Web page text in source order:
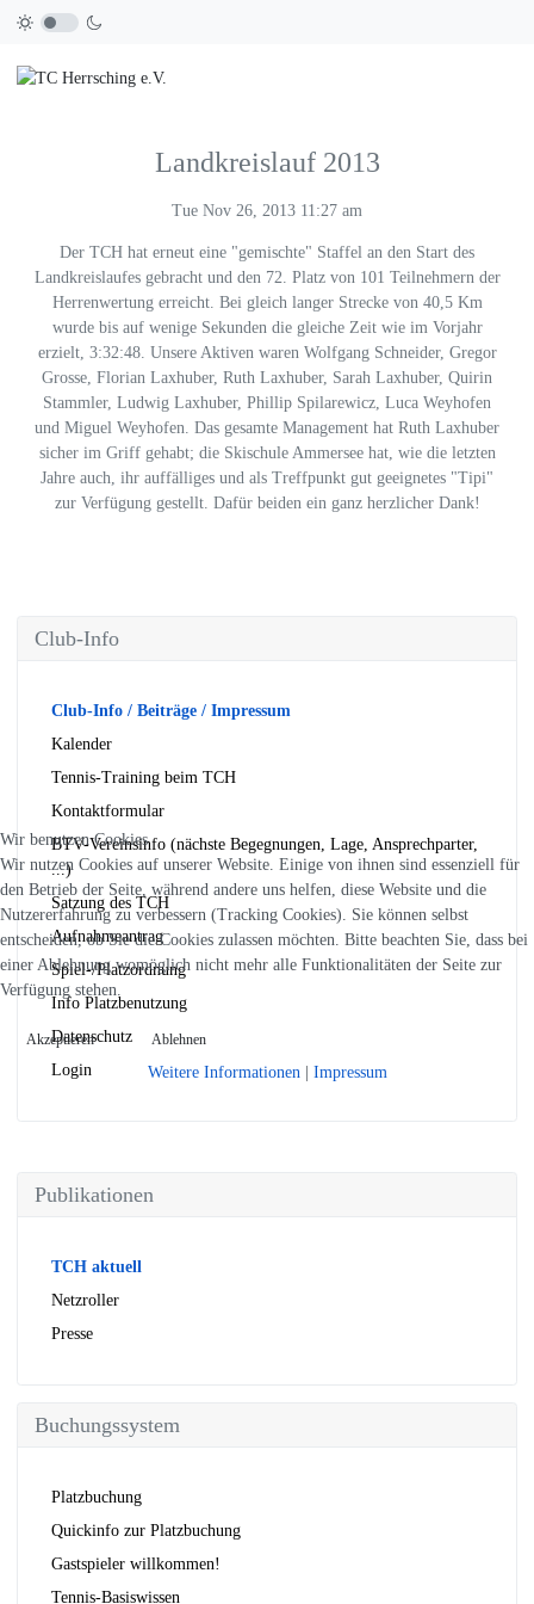
Landkreislauf 2013
Tue Nov 26, 2013 11:27 am
Der TCH hat erneut eine "gemischte" Staffel an den Start des
Landkreislaufes gebracht und den 72. Platz von 101 Teilnehmern der
Herrenwertung erreicht. Bei gleich langer Strecke von 40,5 Km
wurde bis auf wenige Sekunden die gleiche Zeit wie im Vorjahr
erzielt, 3:32:48. Unsere Aktiven waren Wolfgang Schneider, Gregor
Grosse, Florian Laxhuber, Ruth Laxhuber, Sarah Laxhuber, Quirin
Stammler, Ludwig Laxhuber, Phillip Spilarewicz, Luca Weyhofen
und Miguel Weyhofen. Das gesamte Management hat Ruth Laxhuber
sicher im Griff gehabt; die Skischule Ammersee hat, wie die letzten
Jahre auch, ihr auffälliges und als Treffpunkt gut geeignetes "Tipi"
zur Verfügung gestellt. Dafür beiden ein ganz herzlicher Dank!
Club-Info
Club-Info / Beiträge / Impressum
Kalender
Tennis-Training beim TCH
Kontaktformular
BTV-Vereinsinfo (nächste Begegnungen, Lage, Ansprechparter,
...)
Satzung des TCH
Aufnahmeantrag
Spiel-/Platzordnung
Info Platzbenutzung
Datenschutz
Login
Publikationen
TCH aktuell
Netzroller
Presse
Buchungssystem
Platzbuchung
Quickinfo zur Platzbuchung
Gastspieler willkommen!
Tennis-Basiswissen
Wir benutzen Cookies
Wir nutzen Cookies auf unserer Website. Einige von ihnen sind essenziell für
den Betrieb der Seite, während andere uns helfen, diese Website und die
Nutzererfahrung zu verbessern (Tracking Cookies). Sie können selbst
entscheiden, ob Sie die Cookies zulassen möchten. Bitte beachten Sie, dass bei
einer Ablehnung womöglich nicht mehr alle Funktionalitäten der Seite zur
Verfügung stehen.
Akzeptieren Ablehnen
Weitere Informationen| Impressum